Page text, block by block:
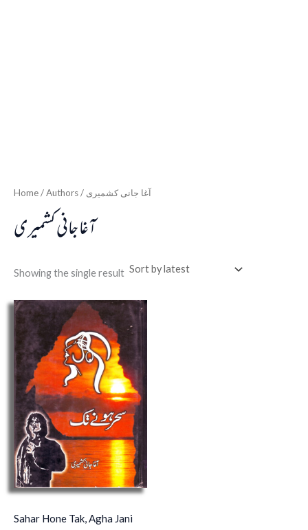
Home / Authors / آغا جانی کشمیری
آغا جانی کشمیری
Showing the single result
Sahar Hone Tak, Agha Jani